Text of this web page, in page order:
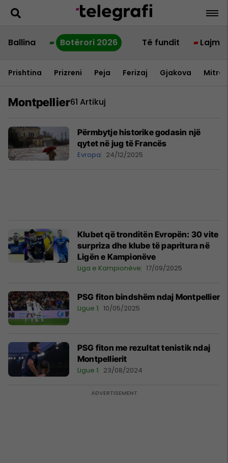
Ballina Botërori 2026 Të fundit Lajme
Prishtina Prizreni Peja Ferizaj Gjakova
Montpellier61 Artikuj
Përmbytje historike godasin një
qytet në jug të Francës
Evropa 24/12/2025
Klubet që tronditën Evropën: 30 vite
surpriza dhe klube të papritura në
Ligën e Kampionëve
Liga e Kampionëve 17/09/2025
PSG fiton bindshëm ndaj Montpellier
Ligue 1 10/05/2025
PSG fiton me rezultat tenistik ndaj
Montpellierit
Ligue 1 23/08/2024